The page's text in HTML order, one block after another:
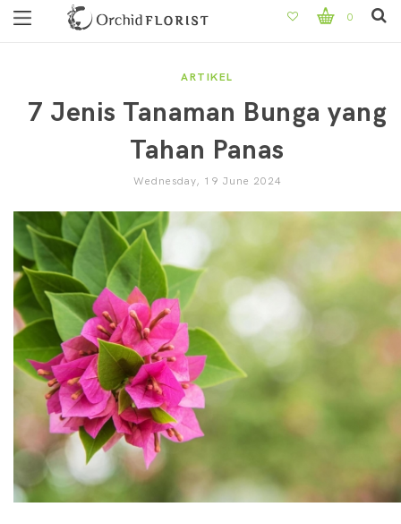
0
ARTIKEL
7 Jenis Tanaman Bunga yang
Tahan Panas
Wednesday, 19 June 2024